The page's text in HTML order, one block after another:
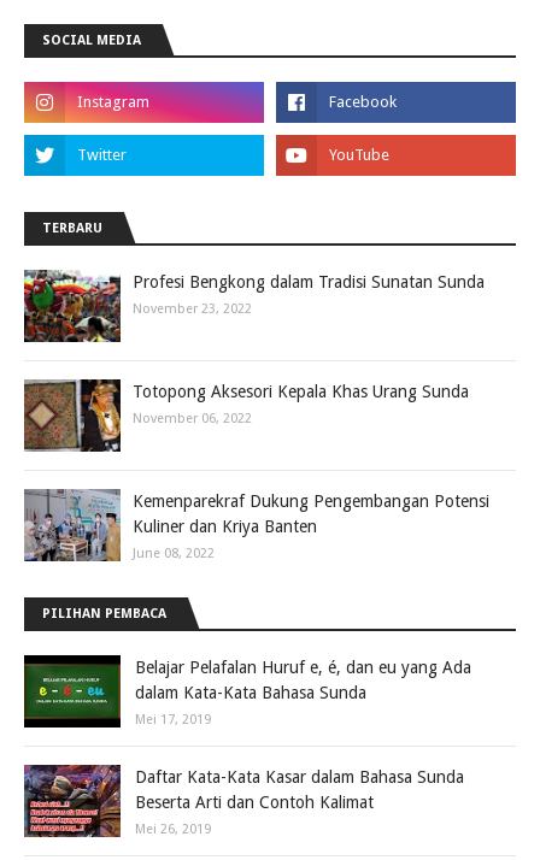
SOCIAL MEDIA
TERBARU
Profesi Bengkong dalam Tradisi Sunatan Sunda
November 23, 2022
Totopong Aksesori Kepala Khas Urang Sunda
November 06, 2022
Kemenparekraf Dukung Pengembangan Potensi
Kuliner dan Kriya Banten
June 08, 2022
PILIHAN PEMBACA
Belajar Pelafalan Huruf e, é, dan eu yang Ada
dalam Kata-Kata Bahasa Sunda
Mei 17, 2019
Daftar Kata-Kata Kasar dalam Bahasa Sunda
Beserta Arti dan Contoh Kalimat
Mei 26, 2019